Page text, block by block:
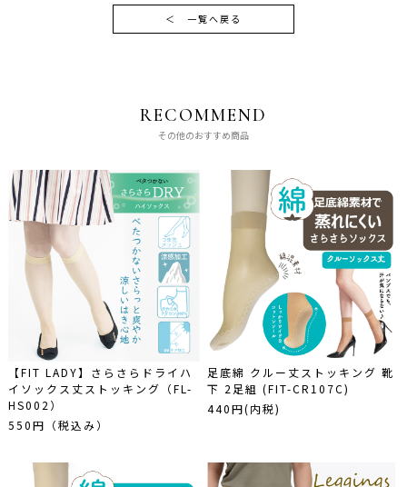
＜ 一覧へ戻る
RECOMMEND
その他のおすすめ商品
【FIT LADY】さらさらドライハ
イソックス丈ストッキング（FL-
HS002）
550円（税込み）
足底綿 クルー丈ストッキング 靴
下 2足組 (FIT-CR107C)
440円(内税)